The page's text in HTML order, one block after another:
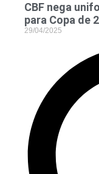
CBF nega
para Copa de
29/04/2025